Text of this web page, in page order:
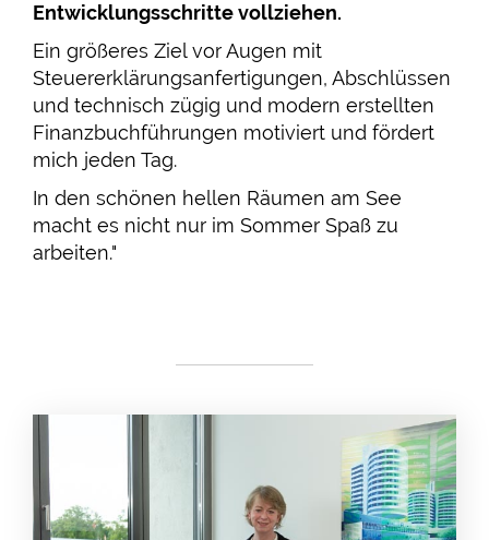
Entwicklungsschritte vollziehen.
Ein größeres Ziel vor Augen mit
Steuererklärungsanfertigungen, Abschlüssen
und technisch zügig und modern erstellten
Finanzbuchführungen motiviert und fördert
mich jeden Tag.
In den schönen hellen Räumen am See
macht es nicht nur im Sommer Spaß zu
arbeiten."